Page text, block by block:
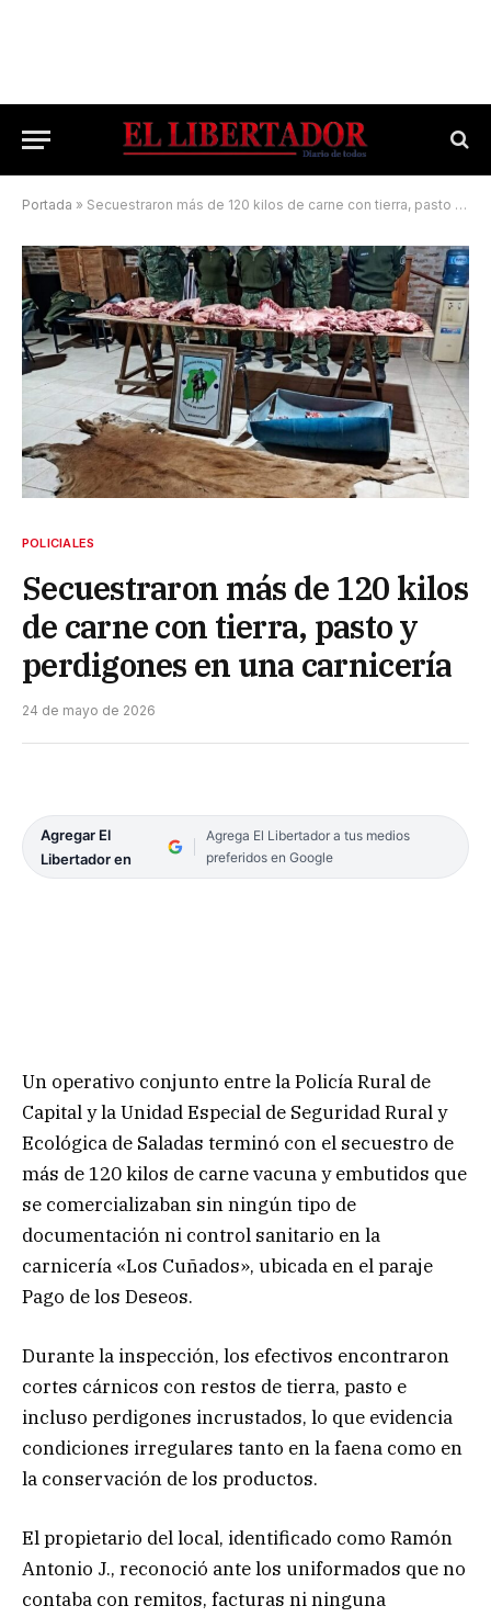
Portada » Secuestraron más de 120 kilos de carne con tierra, pasto y perdigones en una carnicería
POLICIALES
Secuestraron más de 120 kilos
de carne con tierra, pasto y
perdigones en una carnicería
24 de mayo de 2026
Agregar El
Libertador en
Agrega El Libertador a tus medios
preferidos en Google
Un operativo conjunto entre la Policía Rural de
Capital y la Unidad Especial de Seguridad Rural y
Ecológica de Saladas terminó con el secuestro de
más de 120 kilos de carne vacuna y embutidos que
se comercializaban sin ningún tipo de
documentación ni control sanitario en la
carnicería «Los Cuñados», ubicada en el paraje
Pago de los Deseos.
Durante la inspección, los efectivos encontraron
cortes cárnicos con restos de tierra, pasto e
incluso perdigones incrustados, lo que evidencia
condiciones irregulares tanto en la faena como en
la conservación de los productos.
El propietario del local, identificado como Ramón
Antonio J., reconoció ante los uniformados que no
contaba con remitos, facturas ni ninguna